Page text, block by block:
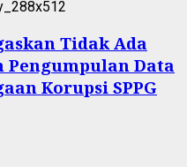
Tidak Ada
Pengumpulan Data
Korupsi SPPG